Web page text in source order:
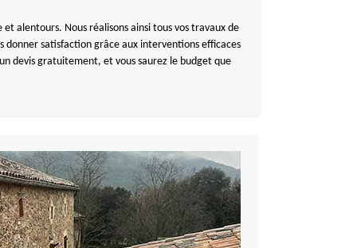
et alentours. Nous réalisons ainsi tous vos travaux de
satisfaction grâce aux interventions efficaces
devis gratuitement, et vous saurez le budget que